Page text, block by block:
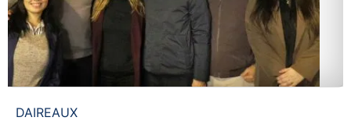
DAIREAUX